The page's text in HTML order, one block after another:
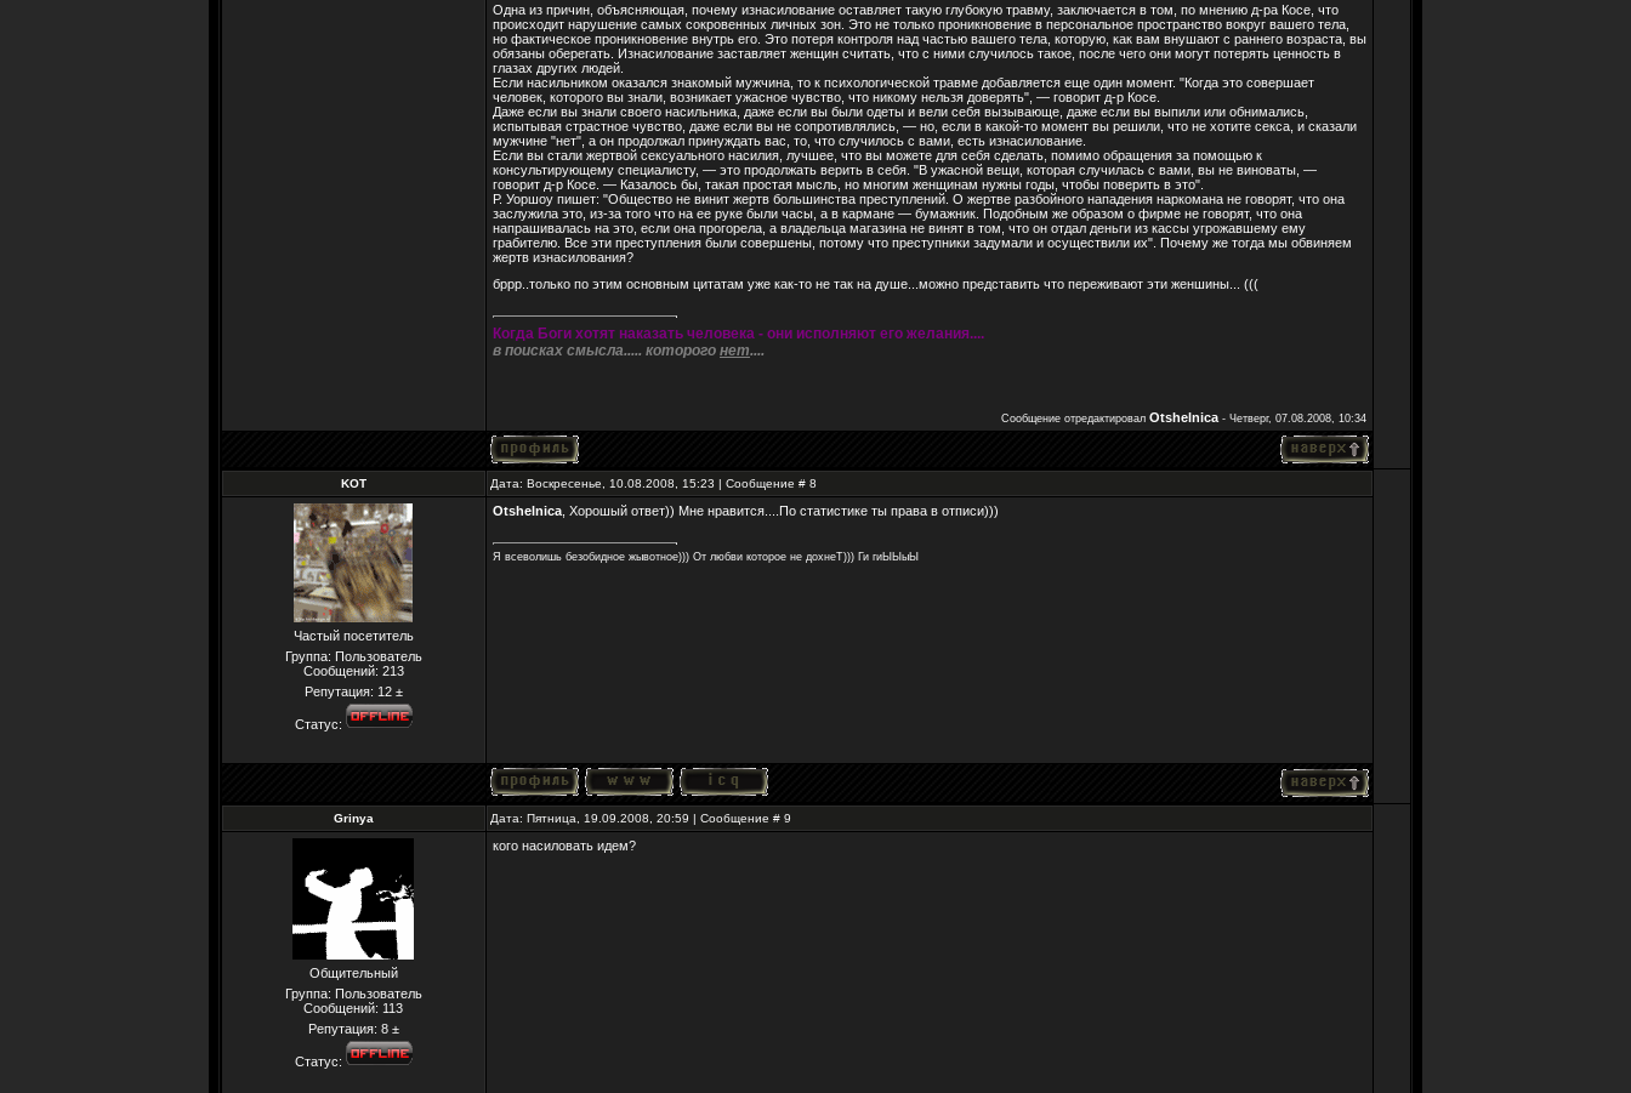
Одна из причин, объясняющая, почему изнасилование оставляет такую глубокую травму, заключается в том, по мнению д-ра Косе, что
происходит нарушение самых сокровенных личных зон. Это не только проникновение в персональное пространство вокруг вашего тела,
но фактическое проникновение внутрь его. Это потеря контроля над частью вашего тела, которую, как вам внушают с раннего возраста, вы
обязаны оберегать. Изнасилование заставляет женщин считать, что с ними случилось такое, после чего они могут потерять ценность в
глазах других людей.
Если насильником оказался знакомый мужчина, то к психологической травме добавляется еще один момент. "Когда это совершает
человек, которого вы знали, возникает ужасное чувство, что никому нельзя доверять", — говорит д-р Косе.
Даже если вы знали своего насильника, даже если вы были одеты и вели себя вызывающе, даже если вы выпили или обнимались,
испытывая страстное чувство, даже если вы не сопротивлялись, — но, если в какой-то момент вы решили, что не хотите секса, и сказали
мужчине "нет", а он продолжал принуждать вас, то, что случилось с вами, есть изнасилование.
Если вы стали жертвой сексуального насилия, лучшее, что вы можете для себя сделать, помимо обращения за помощью к
консультирующему специалисту, — это продолжать верить в себя. "В ужасной вещи, которая случилась с вами, вы не виноваты, —
говорит д-р Косе. — Казалось бы, такая простая мысль, но многим женщинам нужны годы, чтобы поверить в это".
Р. Уоршоу пишет: "Общество не винит жертв большинства преступлений. О жертве разбойного нападения наркомана не говорят, что она
заслужила это, из-за того что на ее руке были часы, а в кармане — бумажник. Подобным же образом о фирме не говорят, что она
напрашивалась на это, если она прогорела, а владельца магазина не винят в том, что он отдал деньги из кассы угрожавшему ему
грабителю. Все эти преступления были совершены, потому что преступники задумали и осуществили их". Почему же тогда мы обвиняем
жертв изнасилования?
бррр..только по этим основным цитатам уже как-то не так на душе...можно представить что переживают эти женшины... (((
Когда Боги хотят наказать человека - они исполняют его желания....
в поисках смысла..... которого нет....
Сообщение отредактировал Otshelnica - Четверг, 07.08.2008, 10:34
KOT Дата: Воскресенье, 10.08.2008, 15:23 | Сообщение # 8
Частый посетитель
Группа: Пользователь
Сообщений: 213
Репутация: 12 ±
Статус:
Otshelnica , Хорошый ответ)) Мне нравится....По статистике ты права в отписи)))
Я всеволишь безобидное жывотное))) От любви которое не дохнеТ))) Ги гиЫЫыЫ
Grinya Дата: Пятница, 19.09.2008, 20:59 | Сообщение # 9
Общительный
Группа: Пользователь
Сообщений: 113
Репутация: 8 ±
Статус:
кого насиловать идем?